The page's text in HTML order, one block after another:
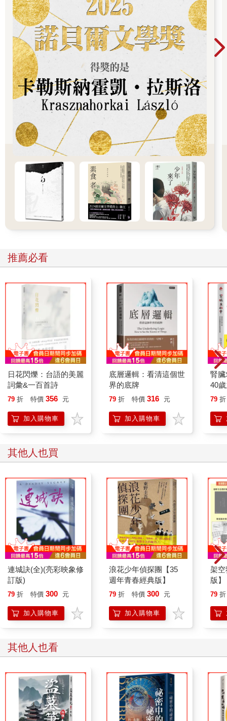
嘉的葬禮？」
「為什麼？」他嘆口氣，「我從以前就放不下那個案子，甚至當
年我就覺得事有蹊蹺。」他輕敲桌上的檔案夾，「現在我有幾天
時間能好好重讀和思索案情。」
「你的結論是什麼？爆炸不是意外？」
「我想我從來不真的相信那是場意外吧，不過鑑識報告的第二頁
上有句話，是我當年沒注意到的。也許那個三十多年前的我，當
下沒有太多理由要注意那句話。」
他將那頁從檔案中抽出，推向卡爾。「我用螢光筆畫了那句
卡爾．莫爾克傾身向前。他讀了讀用黃色螢光筆畫出的句子幾
次，接著抬頭看馬庫斯，他臉上的表情讓他的眼珠顏色變得更深
沉。
「鹽？」他說了這個字，又重複好幾次。
馬庫斯點點頭。「我看得出來，你和我有一樣的懷疑。」
「關於鹽的案子，對。但那是什麼時候的案子？給我一點提
「我沒辦法確切知道是你經手過的哪個案子，但有另一件也牽扯
「是的，好像是有這麼一個案子。」
卡爾看起來正絞盡腦汁，卻徒勞無功。
馬庫斯搖搖頭。「我不認為喔，那是在他們到職之前。那哈迪
呢？」
「我知道，但你聽說過一種聰明的發明叫電話吧，卡爾？」
「當然，好，我會打電話給他。」他皺眉，「看來你已經想那個
案子一陣子了，馬庫斯。幫我溫習一下當年在南港發生的案情，
他點點頭，感到如釋重負。
馬庫斯告訴他，第二聲爆炸響起時，他們正在修車廠附近的公寓
搜索，結果那裡的窗戶猛烈爆破，玻璃碎片四散，深深插入木製
品和家具。好在馬庫斯和同僚當時人在面對後院的臥室，所以安
然無恙。儘管如此，這還是讓住在裡面的那個可悲毒蟲完全崩
潰，他在公寓裡替維斯特布洛的幾名重刑犯藏了武器。毒蟲嚇得
開始語無倫次，說當他還是小男孩，曾經歷過煤氣廠在法爾比的
馬庫斯躡手躡腳走到廚房，進入從爆破的窗戶吹進的西伯利亞寒
風中，隨即看見漆黑雲朵般的濃濃煙霧，還有幾條街外的屋頂上
幾分鐘後，馬庫斯和巡佐去到那裡，只見已經有一輛閃著警燈的
巡邏車擋住入口。就在院子門口，一位年輕同僚的手臂緊緊擁住
一名婦女。眼前混亂至極，燃燒的殘骸和瀝青正在冒煙，更多黑
色煙柱裊裊而上。馬庫斯左邊有個孩子顯然當場死亡，小小的身
軀俯臥著，毫無生氣，臉埋在深雪中。
那時，建築物中央的火焰至少有四十公尺高，空氣中的熱氣幾乎
讓他們招架不住。一輛雪鐵龍Dyane 被爆炸拋得整個翻過來，殘
骸和零件在融冰中散落，而融冰很快就覆蓋大部分的區域。
左邊幾輛展示代售的車則像丟在垃圾場的廢棄車般被壓得扁扁
的。
一輛廂型車在前面不遠處被碎石堆壓扁，從它後面露出一雙燒焦
的裸腿。這顯然是建築裡曾有過生命的唯一跡象。
幾小時後，消防隊才將火勢控制住，但馬庫斯留在現場，亦步亦
趨地跟隨同僚和消防隊，看他們有什麼發現。
在午夜之前，他們在建築物內部深處發現另外四具屍體，屍體徹
底燒焦，幾乎無法辨識性別。儘管四個人頭部都有類似的鈍傷，
金屬器材被爆炸拋射後導致的。
雖然他們極有可能是在處理一場意外，馬庫斯仍在之後的幾天內
的嫌疑，因為儘管法規嚴格，修車廠卻沒有投保；最重要的是老
闆也死於爆炸，所以他縱火又會得到什麼？也沒有任何和幫派牽
連的可能性，因為所有的死者後來都被辨認為技師，全都沒有犯
罪紀錄。
推薦必看
日花閃爍：台語的美麗
詞彙&一百首詩
79 折 特價 356 元
加入購物車
底層邏輯：看清這個世
界的底牌
79 折 特價 316 元
加入購物車
腎
40
就
79 折
其他人也買
連城訣(全)(亮彩映象修
訂版)
79 折 特價 300 元
加入購物車
浪花少年偵探團【35
週年青春經典版】
79 折 特價 300 元
加入購物車
架
版
40
作！
79 折
其他人也看